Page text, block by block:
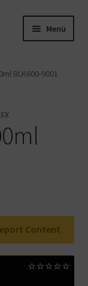
Menü
BLK600-9001
Content